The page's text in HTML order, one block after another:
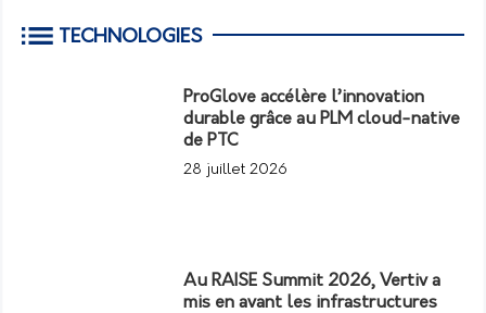
TECHNOLOGIES
ProGlove accélère l’innovation
durable grâce au PLM cloud-native
de PTC
28 juillet 2026
Au RAISE Summit 2026, Vertiv a
mis en avant les infrastructures